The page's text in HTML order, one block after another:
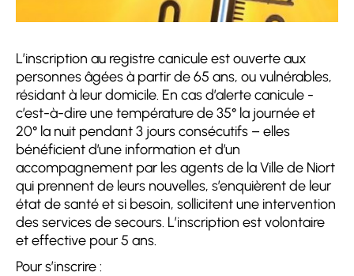
L’inscription au registre canicule est ouverte aux
personnes âgées à partir de 65 ans, ou vulnérables,
résidant à leur domicile. En cas d’alerte canicule -
c’est-à-dire une température de 35° la journée et
20° la nuit pendant 3 jours consécutifs – elles
bénéficient d’une information et d’un
accompagnement par les agents de la Ville de Niort
qui prennent de leurs nouvelles, s’enquièrent de leur
état de santé et si besoin, sollicitent une intervention
des services de secours. L’inscription est volontaire
et effective pour 5 ans.
Pour s’inscrire :